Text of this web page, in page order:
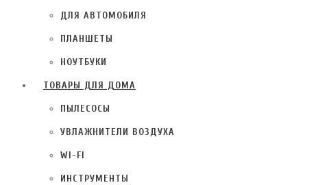
ДЛЯ АВТОМОБИЛЯ
ПЛАНШЕТЫ
НОУТБУКИ
ТОВАРЫ ДЛЯ ДОМА
ПЫЛЕСОСЫ
УВЛАЖНИТЕЛИ ВОЗДУХА
WI-FI
ИНСТРУМЕНТЫ